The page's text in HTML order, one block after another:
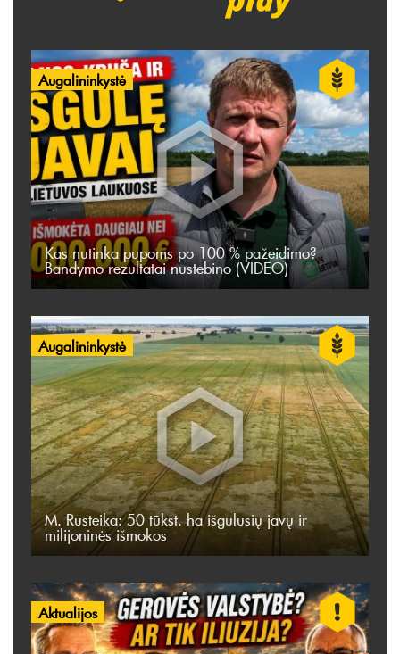
Augalininkystė
Kas nutinka pupoms po 100 % pažeidimo?
Bandymo rezultatai nustebino (VIDEO)
Augalininkystė
M. Rusteika: 50 tūkst. ha išgulusių javų ir
milijoninės išmokos
Aktualijos